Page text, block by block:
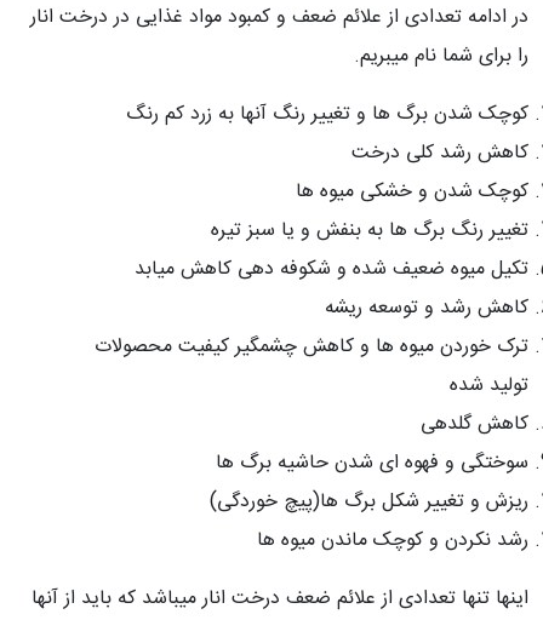
در ادامه تعدادی از علائم ضعف و کمبود مواد غذایی در درخت انار
را برای شما نام میبریم.
کوچک شدن برگ ها و تغییر رنگ آنها به زرد کم رنگ
کاهش رشد کلی درخت
کوچک شدن و خشکی میوه ها
تغییر رنگ برگ ها به بنفش و یا سبز تیره
تکیل میوه ضعیف شده و شکوفه دهی کاهش میابد
کاهش رشد و توسعه ریشه
ترک خوردن میوه ها و کاهش چشمگیر کیفیت محصولات
تولید شده
کاهش گلدهی
سوختگی و فهوه ای شدن حاشیه برگ ها
ریزش و تغییر شکل برگ ها(پیچ خوردگی)
رشد نکردن و کوچک ماندن میوه ها
اینها تنها تعدادی از علائم ضعف درخت انار میباشد که باید از آنها